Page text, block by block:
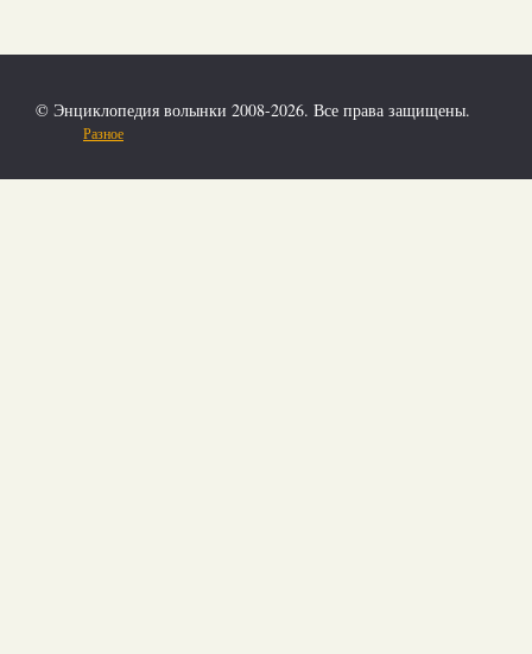
© Энциклопедия волынки 2008-2026. Все права защищены.
Разное